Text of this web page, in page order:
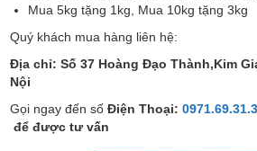
Mua 5kg tặng 1kg, Mua 10kg tặng 3kg
Quý khách mua hàng liên hệ:
Địa chỉ: Số 37 Hoàng Đạo Thành,Kim
Nội
Gọi ngay đến số Điện Thoại:
để được tư vấn